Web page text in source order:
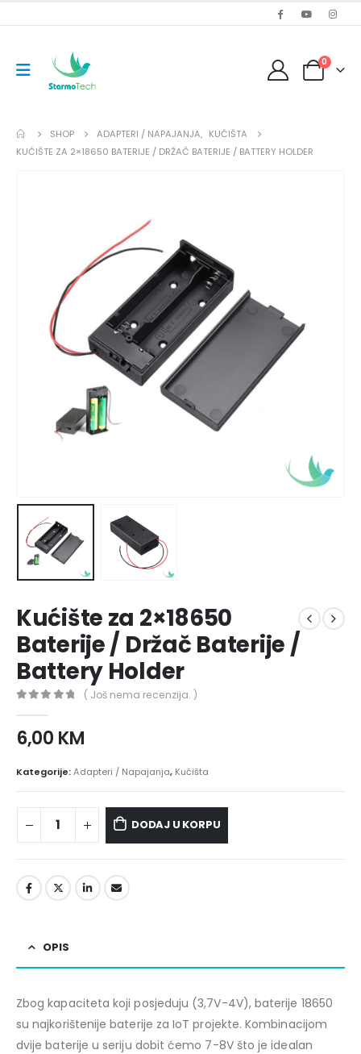
0
SHOP ADAPTERI / NAPAJANJA, KUĆIŠTA
KUĆIŠTE ZA 2×18650 BATERIJE / DRŽAČ BATERIJE / BATTERY HOLDER
Kućište za 2×18650
Baterije / Držač Baterije /
Battery Holder
( Još nema recenzija. )
6,00 KM
Kategorije:Adapteri / Napajanja, Kućišta
DODAJ U KORPU
OPIS
Zbog kapaciteta koji posjeduju (3,7V-4V), baterije 18650
su najkorištenije baterije za IoT projekte. Kombinacijom
dvije baterije u seriju dobit ćemo 7-8V što je idealan